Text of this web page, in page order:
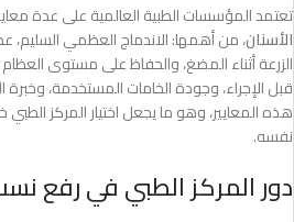
تعتمد المؤسسات الطبية العالمية على عدة
الأسنان، من أهمها: الاندماج العظمي السليم،
الزرعة أثناء المضغ، والحفاظ على مستوى
قبل الإجراء، وجودة الخامات المستخدمة،
هذه المعايير، وهو ما يجعل اختيار المركز
نفسه.
دور المركز الطبي في رفع